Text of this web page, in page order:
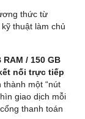
thức từ
thuật làm chủ
RAM / 150 GB
nối trực tiếp
một “nút
giao dịch mỗi
thanh toán